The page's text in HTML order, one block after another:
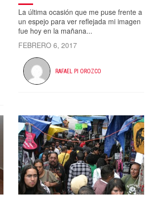
La última ocasión que me puse frente a
un espejo para ver reflejada mi imagen
fue hoy en la mañana...
FEBRERO 6, 2017
RAFAEL PI OROZCO